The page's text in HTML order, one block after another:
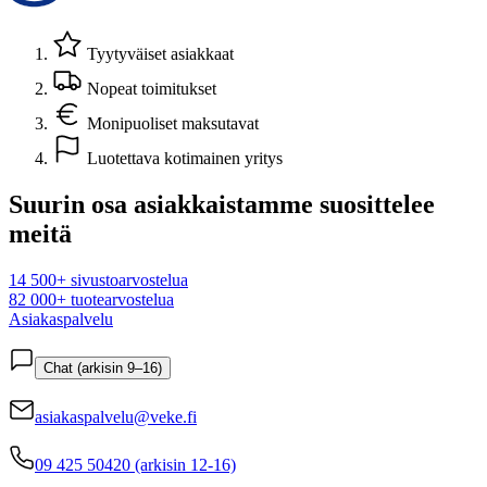
Tyytyväiset asiakkaat
Nopeat toimitukset
Monipuoliset maksutavat
Luotettava kotimainen yritys
Suurin osa asiakkaistamme suosittelee
meitä
14 500+ sivustoarvostelua
82 000+ tuotearvostelua
Asiakaspalvelu
Chat (arkisin 9–16)
asiakaspalvelu@veke.fi
09 425 50420 (arkisin 12-16)